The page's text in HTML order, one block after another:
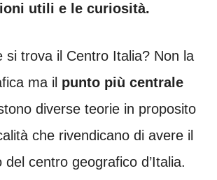
utili e le curiosità.
si trova il Centro Italia? Non la
ma il punto più centrale
diverse teorie in proposito
che rivendicano di avere il
centro geografico d’Italia.